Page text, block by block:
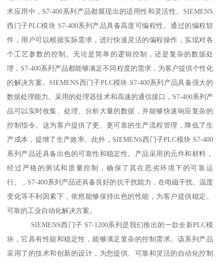
术应用中，S7-400系列产品都展现出的适用性和灵活性。SIEMENS
西门子PLC模块 S7-400系列产品具备高度可编程性。通过的编程软
件，用户可以根据实际需求，进行快速灵活的编程操作，实现对各
个工艺参数的控制。无论是简单的逻辑控制，还是复杂的数据处
理，S7-400系列产品都能够满足不同程度的需求，为客户提供个性化
的解决方案。SIEMENS西门子PLC模块 S7-400系列产品具备强大的
数据处理能力。采用的处理器技术和高速的通信接口，S7-400系列产
品可以实时收集、处理、分析大量的数据，并能够快速响应复杂的
控制指令。这为客户提供了更、更可靠的生产流程管理，降低了生
产成本，提增了生产效率。此外，SIEMENS西门子PLC模块 S7-400
系列产品还具备出色的可靠性和稳定性。产品采用的元件和材料，
经过严格的测试和质量控制，确保了其在恶劣环境下的可靠运
行。，S7-400系列产品还具备良好的抗干扰能力，在电磁干扰、温度
变化等不利因素下，依然能够保持出色的性能，为客户提供稳定、
可靠的工业自动化解决方案。
SIEMENS西门子 S7-1200系列是我们推出的一款全新PLC模
块，它具有性能和稳定性，能够满足复杂的控制需求。该系列产品
采用了的技术和创新的设计，为您提供、可靠和灵活的自动化控制